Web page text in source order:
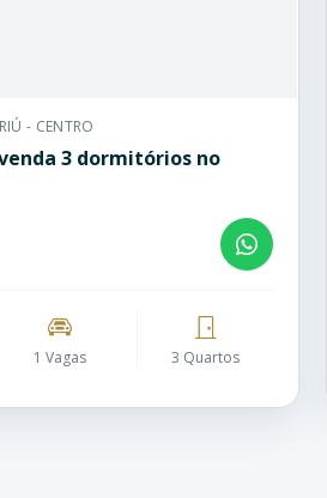
- CENTRO
3 dormitórios no
1 Vagas 3 Quartos